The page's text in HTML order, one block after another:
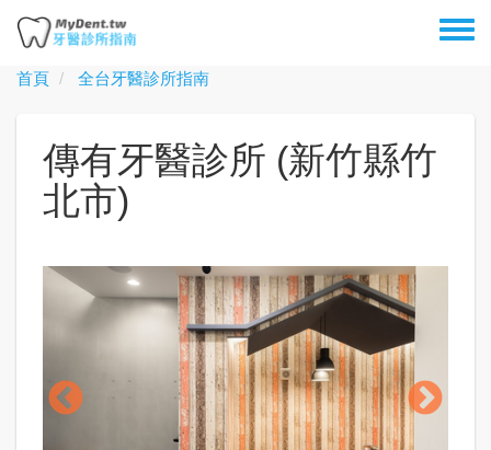
移
主首頁 全台牙醫診所指南
傳有牙醫診所 (新竹縣竹
北市)